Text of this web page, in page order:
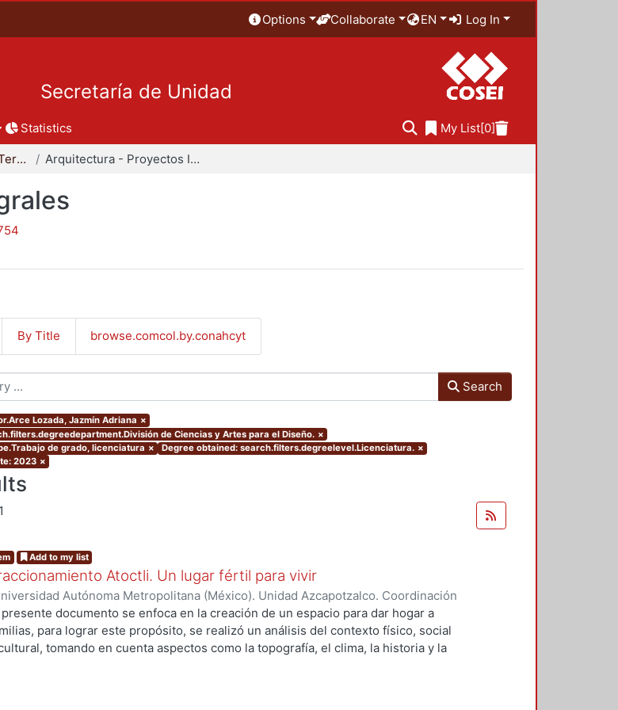
Options Collaborate EN Log In
Secretaría de Unidad
Statistics My List[0]
Proyectos Integrales / Terminales - Licenciatura Arquitectura - Proyectos Integrales
By Title browse.comcol.by.conahcyt
Search
Lozada, Jazmín Adriana ×
de Ciencias y Artes para el Diseño. ×
de grado, licenciatura × Degree obtained: search.filters.degreelevel.Licenciatura. ×
2023 ×
Add to my list
Atoctli. Un lugar fértil para vivir
Autónoma Metropolitana (México). Unidad Azcapotzalco. Coordinación
Servicios de Información.,2023-06-30)Campa Cruz, Claudia Alondra;Arce
Jazmín Adriana; Chávez Jiménez, Marisol
presente documento se enfoca en la creación de un espacio para dar hogar a
para lograr este propósito, se realizó un análisis del contexto físico, social
tomando en cuenta aspectos como la topografía, el clima, la historia y la